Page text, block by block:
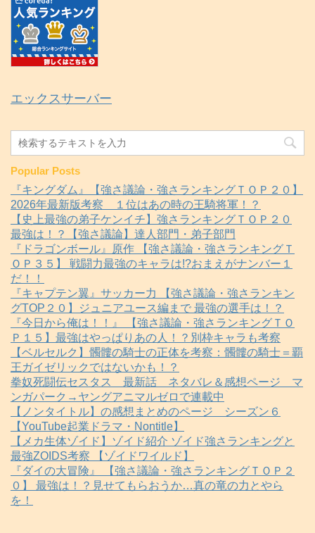
エックスサーバー
Popular Posts
『キングダム』【強さ議論・強さランキングＴＯＰ２０】
2026年最新版考察 １位はあの時の王騎将軍！？
【史上最強の弟子ケンイチ】強さランキングＴＯＰ２０
最強は！？【強さ議論】達人部門・弟子部門
『ドラゴンボール』原作 【強さ議論・強さランキングＴ
ＯＰ３５】 戦闘力最強のキャラは!?おまえがナンバー１
だ！！
『キャプテン翼』サッカー力 【強さ議論・強さランキン
グTOP２０】ジュニアユース編まで 最強の選手は！？
『今日から俺は！！』 【強さ議論・強さランキングＴＯ
Ｐ１５】最強はやっぱりあの人！？別枠キャラも考察
【ベルセルク】髑髏の騎士の正体を考察：髑髏の騎士＝覇
王ガイゼリックではないかも！？
拳奴死闘伝セスタス 最新話 ネタバレ＆感想ページ マ
ンガパーク→ヤングアニマルゼロで連載中
【ノンタイトル】の感想まとめのページ シーズン６
【YouTube起業ドラマ・Nontitle】
【メカ生体ゾイド】ゾイド紹介 ゾイド強さランキングと
最強ZOIDS考察 【ゾイドワイルド】
『ダイの大冒険』 【強さ議論・強さランキングＴＯＰ２
０】 最強は！？見せてもらおうか…真の竜の力とやら
を！